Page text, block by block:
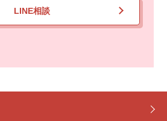
LINE相談